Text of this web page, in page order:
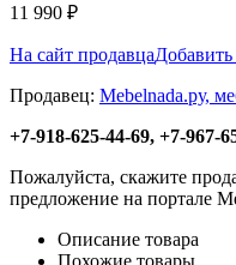
11 990 ₽
На сайт продавцаДобавить
Продавец: Мebelnada.ру,
+7-918-625-44-69, +7-967-
Пожалуйста, скажите
предложение на портале
Описание товара
Похожие товары